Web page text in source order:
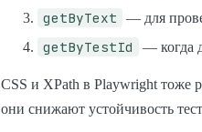
getByText — для
getByTestId — когда
CSS и XPath в Playwright тоже
они снижают устойчивость